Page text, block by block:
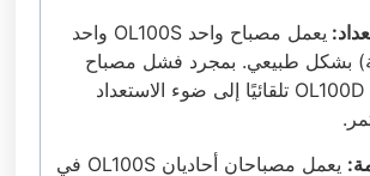
يعمل مصباح واحد OL100S واحد
بشكل طبيعي. بمجرد فشل مصباح
الخدمة ، ينتقل OL100D تلقائيًا إلى ضوء الاستعداد
يعمل مصباحان أحاديان OL100S في